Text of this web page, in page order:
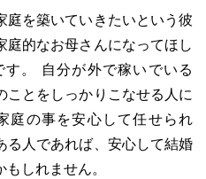
庭を築いていきたいという彼
庭的なお母さんになってほし
。 自分が外で稼いでいる
ことをしっかりこなせる人に
庭の事を安心して任せられ
る人であれば、安心して結婚
しれません。